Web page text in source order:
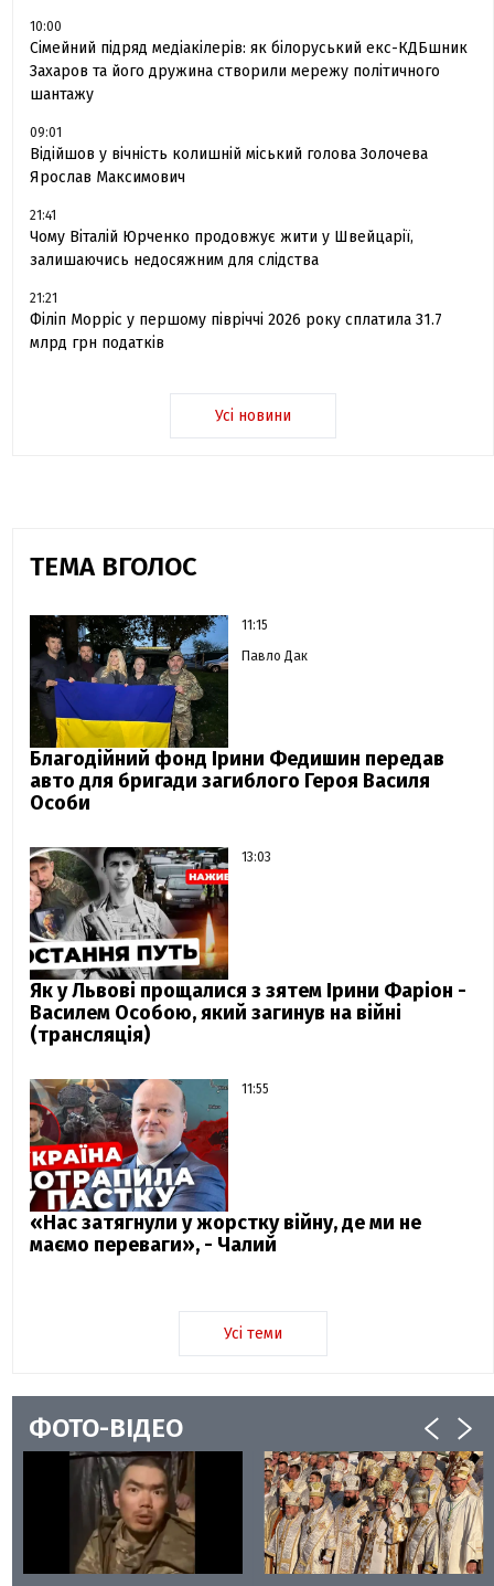
10:00
Сімейний підряд медіакілерів: як білоруський екс-КДБшник
Захаров та його дружина створили мережу політичного
шантажу
09:01
Відійшов у вічність колишній міський голова Золочева
Ярослав Максимович
21:41
Чому Віталій Юрченко продовжує жити у Швейцарії,
залишаючись недосяжним для слідства
21:21
Філіп Морріс у першому півріччі 2026 року сплатила 31.7
млрд грн податків
Усі новини
ТЕМА ВГОЛОС
11:15
Павло Дак
Благодійний фонд Ірини Федишин передав
авто для бригади загиблого Героя Василя
Особи
13:03
Як у Львові прощалися з зятем Ірини Фаріон -
Василем Особою, який загинув на війні
(трансляція)
11:55
«Нас затягнули у жорстку війну, де ми не
маємо переваги», - Чалий
Усі теми
ФОТО-ВІДЕО